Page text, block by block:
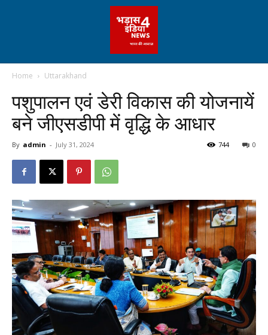
Home Uttarakhand
पशुपालन एवं डेरी विकास की योजनायें
बने जीएसडीपी में वृद्धि के आधार
By admin - July 31, 2024 0
744